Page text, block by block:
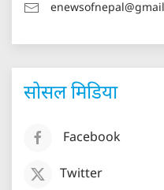
सोसल मिडिया
Facebook
Twitter